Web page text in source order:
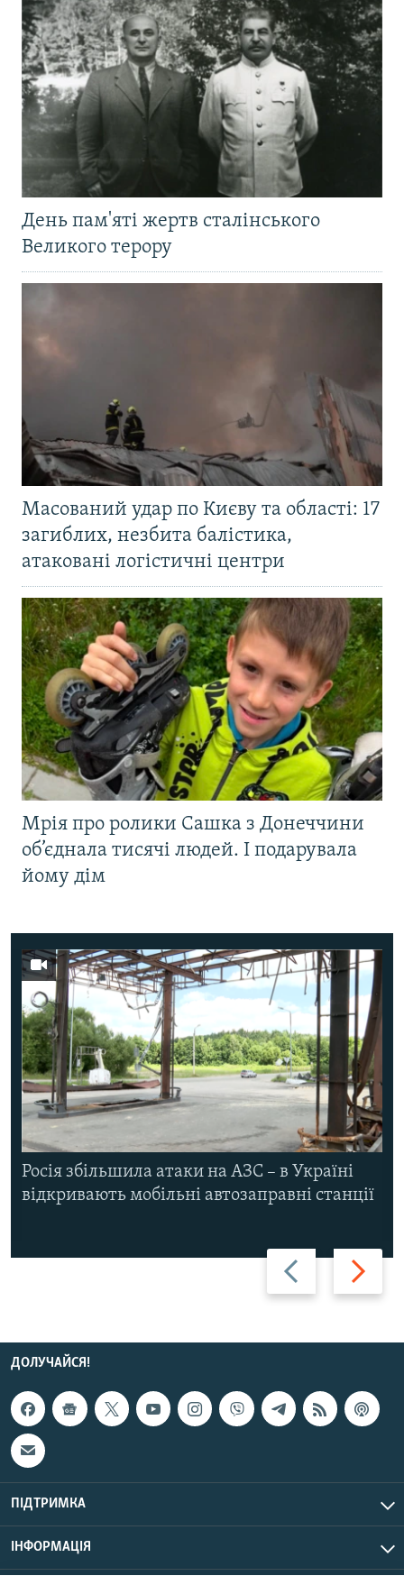
День пам'яті жертв сталінського
Великого терору
Масований удар по Києву та області: 17
загиблих, незбита балістика,
атаковані логістичні центри
Мрія про ролики Сашка з Донеччини
об’єднала тисячі людей. І подарувала
йому дім
Назад Вперед
Росія збільшила атаки на АЗС – в Україні
відкривають мобільні автозаправні станції
ДОЛУЧАЙСЯ!
ПІДТРИМКА
ІНФОРМАЦІЯ